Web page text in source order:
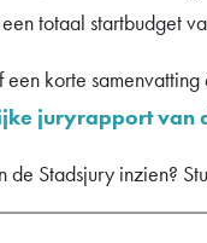
totaal startbudget
korte
juryrapport van
Stadsjury inzien?